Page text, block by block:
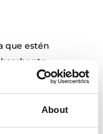
About
que estén
grande.
mezcla bien.